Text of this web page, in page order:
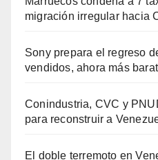
migración irregular hacia
Sony prepara el regreso
vendidos, ahora más
Conindustria, CVC y
para reconstruir a
El doble terremoto en